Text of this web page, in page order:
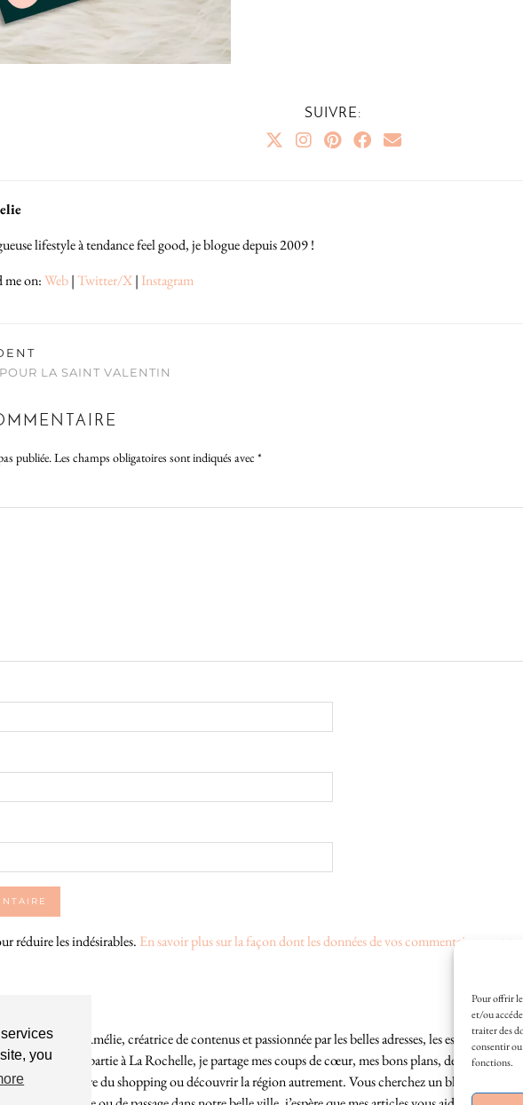
you
Pour offrir
et/ou
traiter des
consentir
fonctions.
SUIVRE:
lifestyle à tendance feel good, je blogue depuis 2009 !
me on:Web|Twitter/X| Instagram
LA SAINT VALENTIN
publiée.Les champs obligatoires sont indiqués avec *
réduire les indésirables. En savoir plus sur la façon dont les données de vos commentaires sont
Blog ! Je suis Amélie, créatrice de contenus et passionnée par les belles adresses, les escapades
en grande partie à La Rochelle, je partage mes coups de cœur, mes bons plans, des idées de
se balader, faire du shopping ou découvrir la région autrement. Vous cherchez un blog lifestyle à